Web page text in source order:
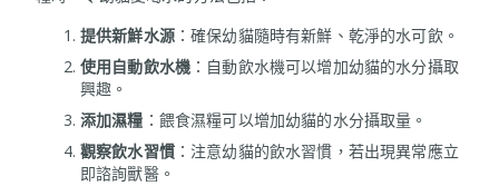
提供新鮮水源：確保幼貓隨時有新鮮、乾淨的水可飲。
使用自動飲水機 ：自動飲水機可以增加幼貓的水分攝取
興趣。
添加濕糧 ：餵食濕糧可以增加幼貓的水分攝取量。
觀察飲水習慣：注意幼貓的飲水習慣，若出現異常應立
即諮詢獸醫。